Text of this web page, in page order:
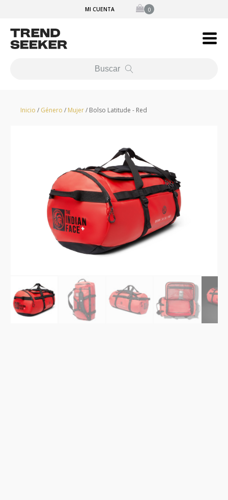
MI CUENTA
Buscar
Inicio / Género / Mujer/ Bolso Latitude - Red